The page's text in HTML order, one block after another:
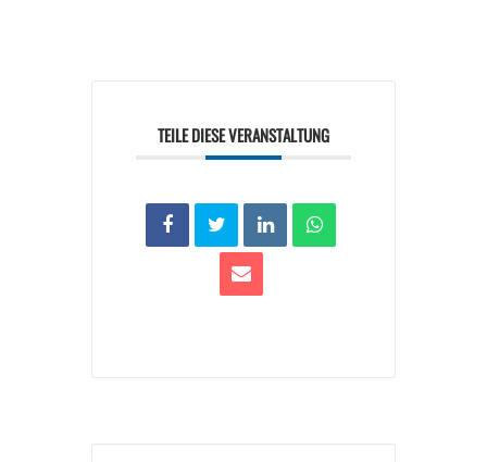
TEILE DIESE VERANSTALTUNG